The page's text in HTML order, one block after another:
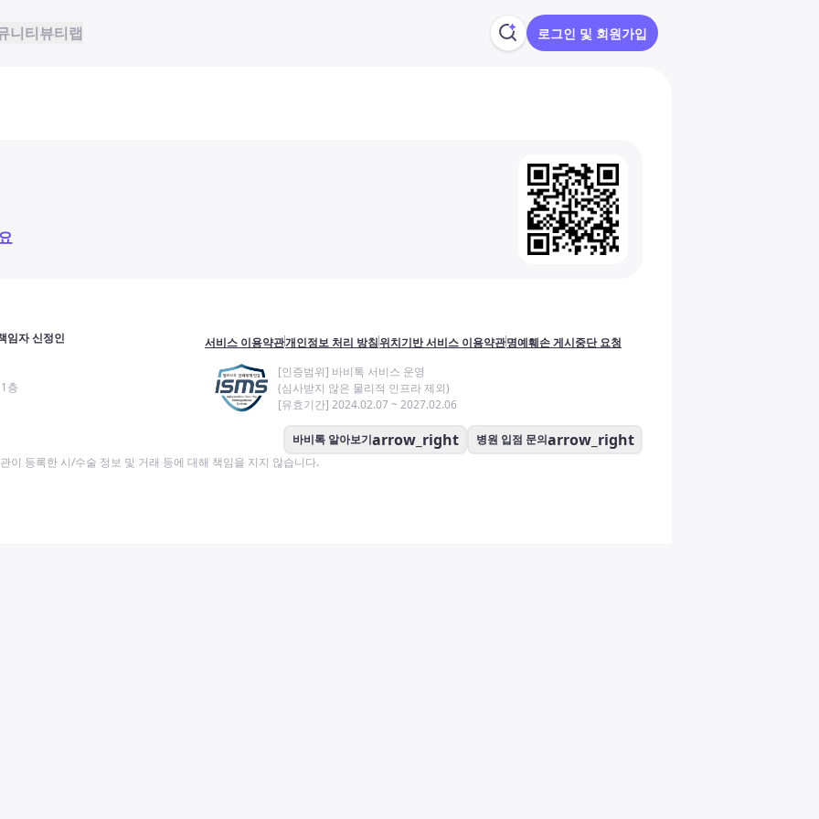
니티뷰티랩 로그인 및 회원가입
임자 신정인
층
서비스 이용약관개인정보 처리 방침위치기반 서비스 이용약관명예훼손 게시중단 요청
[인증범위] 바비톡 서비스 운영
(심사받지 않은 물리적 인프라 제외)
[유효기간] 2024.02.07 ~ 2027.02.06
바비톡 알아보기arrow_right 병원 입점 문의arrow_right
이 등록한 시/수술 정보 및 거래 등에 대해 책임을 지지 않습니다.